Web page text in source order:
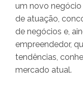
um novo
de atuação,
de negócios e,
empreendedor,
tendências,
mercado atual.